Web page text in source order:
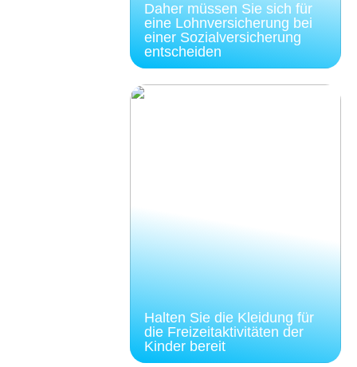
Daher müssen Sie sich für
eine Lohnversicherung bei
einer Sozialversicherung
entscheiden
Halten Sie die Kleidung für
die Freizeitaktivitäten der
Kinder bereit